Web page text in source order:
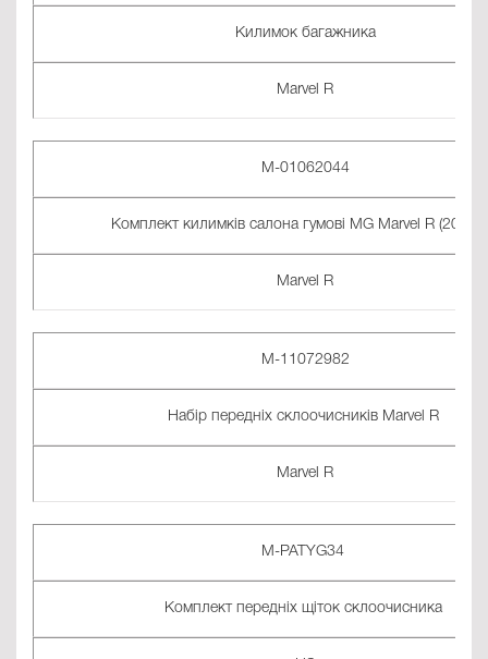
Килимок багажника
Marvel R
M-01062044
Комплект килимків салона гумові MG Marvel R (2021-
Marvel R
M-11072982
Набір передніх склоочисників Marvel R
Marvel R
M-PATYG34
Комплект передніх щіток склоочисника